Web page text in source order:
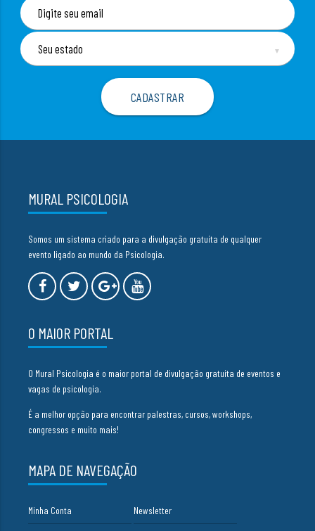
▼
MURAL PSICOLOGIA
Somos um sistema criado para a divulgação gratuita de qualquer
evento ligado ao mundo da Psicologia.
O MAIOR PORTAL
O Mural Psicologia é o maior portal de divulgação gratuita de eventos e
vagas de psicologia.
É a melhor opção para encontrar palestras, cursos, workshops,
congressos e muito mais!
MAPA DE NAVEGAÇÃO
Minha Conta Newsletter